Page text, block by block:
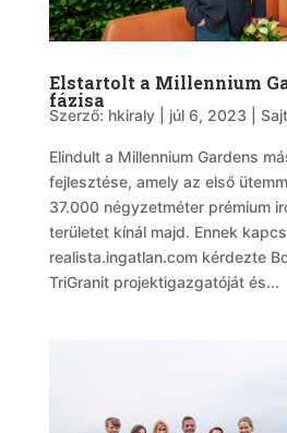
Elstartolt a Millennium
fázisa
Szerző: hkiraly| júl 6, 2023
Elindult a Millennium Gardens
fejlesztése, amely az első
37.000 négyzetméter prémium
területet kínál majd. Ennek
realista.ingatlan.com kérdezte
TriGranit projektigazgatóját és...